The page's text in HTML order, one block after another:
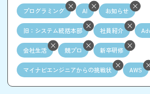
プログラミング AI お知らせ
旧：システム統括本部 社員紹介
会社生活 競プロ 新卒研修
マイナビエンジニアからの挑戦状 AWS